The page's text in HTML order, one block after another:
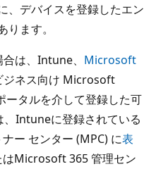
、デバイスを登録したエン
ます。
は、Intune、 Microsoft
ジネス向け Microsoft
ータルを介して登録した可
Intuneに登録されている
ー センター (MPC) に表
Microsoft 365 管理セン